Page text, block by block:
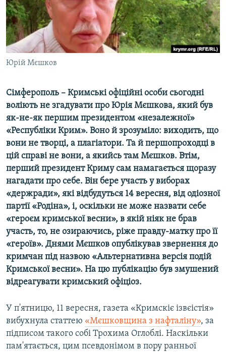
ВІДЕОУРОКИ «ELIFBE»
СВІДЧЕННЯ ОКУПАЦІЇ
УКРАЇНСЬКА ПРОБЛЕМА КРИМУ
ІНФОГРАФІКА
Русский
Qırımtatar
ДОЛУЧАЙСЯ!
Усі сайти RFE/RL
Юрій Мєшков
Сімферополь – Кримські офіційні особи сьогодні
воліють не згадувати про Юрія Мєшкова, який був
як-не-як першим президентом «незалежної»
«Республіки Крим». Воно й зрозуміло: виходить, що
вони не творці, а плагіатори. Та й першопроходці в
цій справі не вони, а якийсь там Мєшков. Втім,
перший президент Криму сам намагається щоразу
нагадати про себе. Він бере участь у виборах
«держради», які відбудуться 14 вересня, від одіозної
партії «Родіна», і, оскільки не може назвати себе
«героєм кримської весни», в якій ніяк не брав
участь, то, не озираючись, ріже правду-матку про її
«героїв». Днями Мєшков опублікував звернення до
кримчан під назвою «Альтернативна версія подій
Кримської весни». На цю публікацію був змушений
відреагувати кримський офіціоз.
У п'ятницю, 11 вересня, газета «Кримскіє ізвєістія»
вибухнула статтею «Мєшковщина з нафталіну», за
підписом такого собі Трохима Оглоблі. Наскільки
пам'ятається, цим псевдонімом в пору ранньої